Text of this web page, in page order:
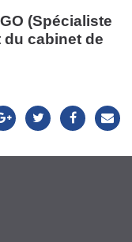
(Spécialiste
du cabinet de